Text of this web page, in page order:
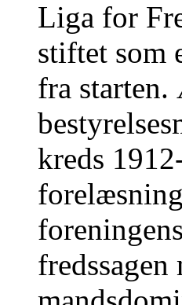
Liga for
stiftet som
fra
kreds